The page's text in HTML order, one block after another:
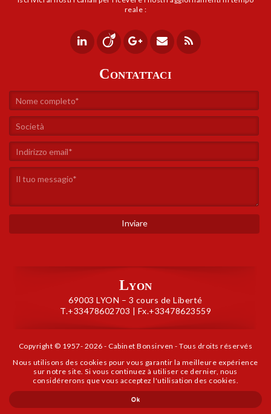
reale :
Contattaci
Lyon
69003 LYON – 3 cours de Liberté
T.+33478602703 | Fx.+33478623559
Copyright © 1957- 2026 - Cabinet Bonsirven - Tous droits réservés
Nous utilisons des cookies pour vous garantir la meilleure expérience
sur notre site. Si vous continuez à utiliser ce dernier, nous
considérerons que vous acceptez l'utilisation des cookies.
Ok